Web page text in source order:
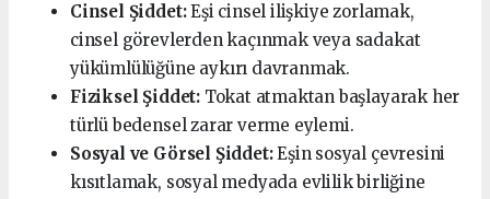
Cinsel Şiddet:Eşi cinsel ilişkiye zorlamak,
cinsel görevlerden kaçınmak veya sadakat
yükümlülüğüne aykırı davranmak.
Fiziksel Şiddet:Tokat atmaktan başlayarak her
türlü bedensel zarar verme eylemi.
Sosyal ve Görsel Şiddet:Eşin sosyal çevresini
kısıtlamak, sosyal medyada evlilik birliğine